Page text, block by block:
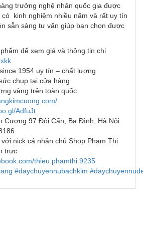
trưởng nghệ nhân quốc gia được
kinh nghiệm nhiều năm và rất uy tín
sẵn sàng tư vấn giúp bạn chọn được
để xem giá và thông tin chi
1954 uy tín – chất lượng
chụp tại cửa hàng
vàng trên toàn quốc
AdfuJt
Cương 97 Đội Cấn, Ba Đình, Hà Nội
nick cá nhân chủ Shop Phạm Thị
trực
thieu.phamthi.9235
#daychuyennubachkim